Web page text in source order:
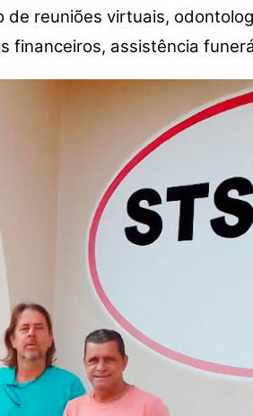
reuniões virtuais,
financeiros, assistência